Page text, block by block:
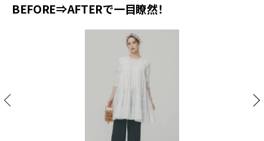
BEFORE⇒AFTERで一目瞭然！